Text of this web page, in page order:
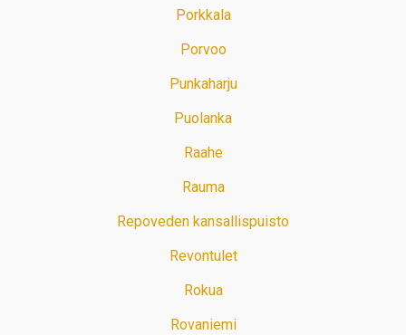
Porkkala
Porvoo
Punkaharju
Puolanka
Raahe
Rauma
Repoveden kansallispuisto
Revontulet
Rokua
Rovaniemi